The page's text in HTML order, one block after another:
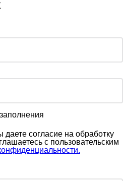
согласие на обработку
c пользовательским